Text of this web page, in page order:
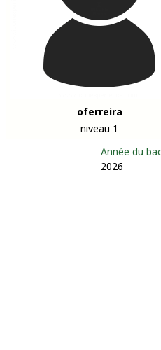
oferreira
niveau 1
Année du
2026